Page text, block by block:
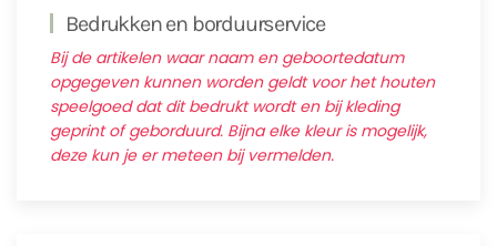
Bedrukken en borduurservice
Bij de artikelen waar naam en geboortedatum
opgegeven kunnen worden geldt voor het houten
speelgoed dat dit bedrukt wordt en bij kleding
geprint of geborduurd. Bijna elke kleur is mogelijk,
deze kun je er meteen bij vermelden.